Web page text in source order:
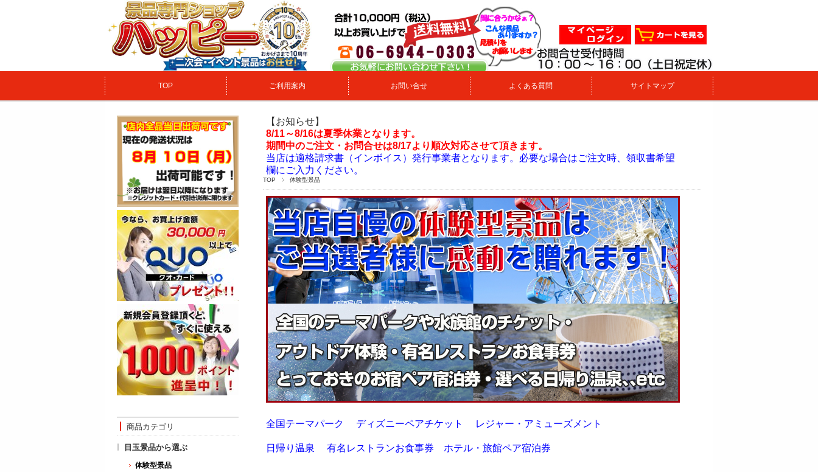
TOP ご利用案内 お問い合せ よくある質問 サイトマップ
【お知らせ】
8/11～8/16は夏季休業となります。
期間中のご注文・お問合せは8/17より順次対応させて頂きます。
当店は適格請求書（インボイス）発行事業者となります。必要な場合はご注文時、領収書希望
欄にご入力ください。
TOP 体験型景品
全国テーマパーク ディズニーペアチケット レジャー・アミューズメント
日帰り温泉 有名レストランお食事券 ホテル・旅館ペア宿泊券
商品カテゴリ
目玉景品から選ぶ
体験型景品